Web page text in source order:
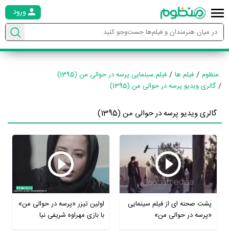
ورود
منظوم فیلم ها
فیلم سینمایی پرسه در حوالی من (1395)
گالری ویدیو پرسه در حوالی من (1395)
گالری ویدیو پرسه در حوالی من (1395)
پشت صحنه ای از فیلم سینمایی
«پرسه در حوالی من»
اولین تیزر «پرسه در حوالی من»
با بازی مهراوه شریفی نیا